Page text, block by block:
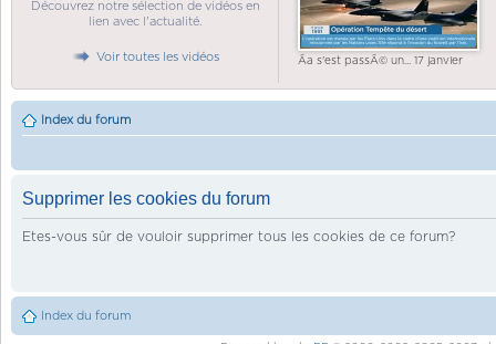
Découvrez notre sélection de vidéos en
lien avec l'actualité.
Voir toutes les vidéos Ãa s'est passÃ© un... 17 janvier
Index du forum
Supprimer les cookies du forum
Etes-vous sûr de vouloir supprimer tous les cookies de ce forum?
Index du forum